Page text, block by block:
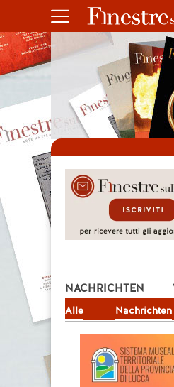
NACHRICHTEN
Alle Nachrichten
JOB